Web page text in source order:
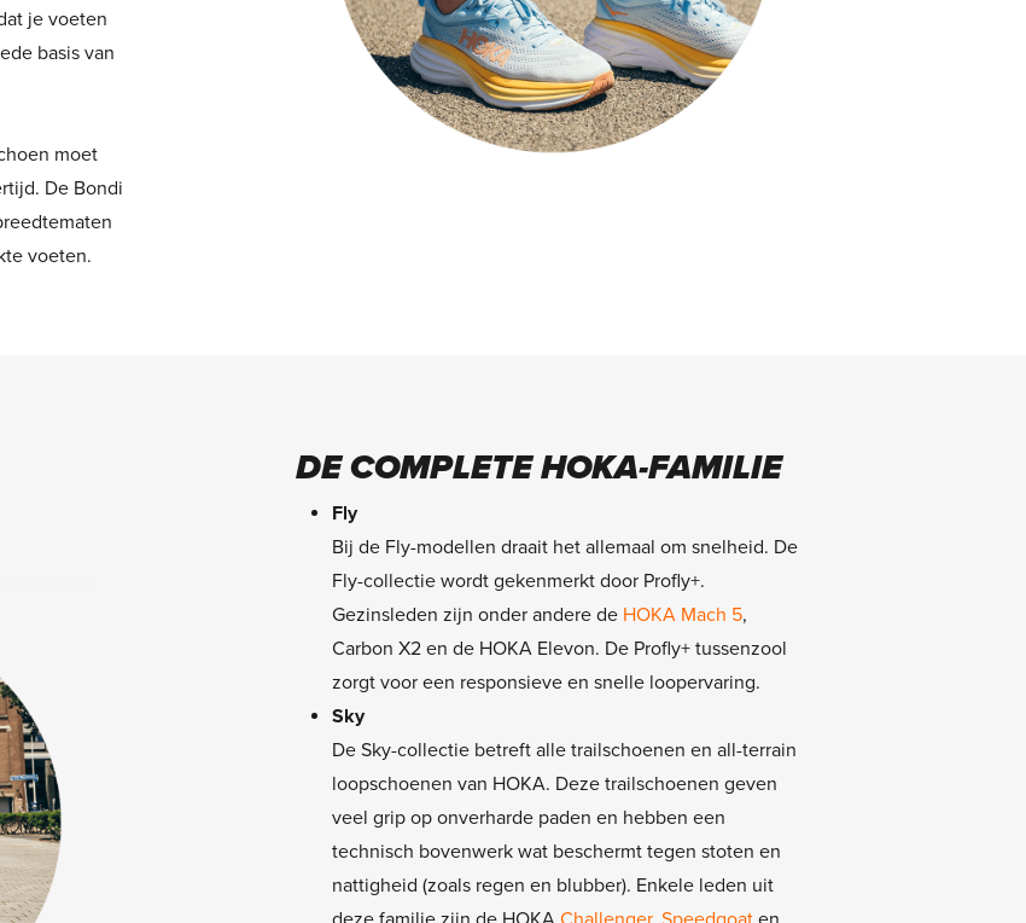
je voeten
basis van
moet
De Bondi
voeten.
DE COMPLETE HOKA-FAMILIE
Fly
Bij de Fly-modellen draait het allemaal om snelheid. De
Fly-collectie wordt gekenmerkt door Profly+.
Gezinsleden zijn onder andere de HOKA Mach 5,
Carbon X2 en de HOKA Elevon. De Profly+ tussenzool
zorgt voor een responsieve en snelle loopervaring.
Sky
De Sky-collectie betreft alle trailschoenen en all-terrain
loopschoenen van HOKA. Deze trailschoenen geven
veel grip op onverharde paden en hebben een
technisch bovenwerk wat beschermt tegen stoten en
nattigheid (zoals regen en blubber). Enkele leden uit